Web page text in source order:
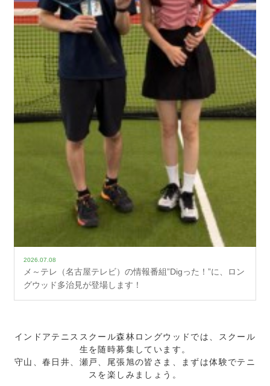
2026.07.08
メ～テレ（名古屋テレビ）の情報番組”Digった！”に、ロン
グウッド多治見が登場します！
インドアテニススクール森林ロングウッドでは、スクール
生を随時募集しています。
守山、春日井、瀬戸、尾張旭の皆さま、まずは体験でテニ
スを楽しみましょう。